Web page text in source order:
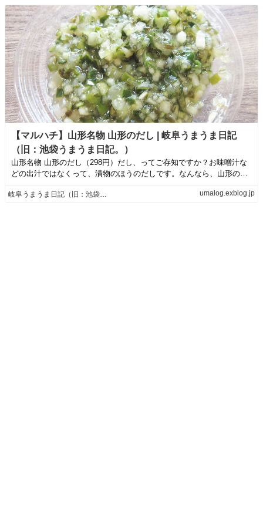
【マルハチ】山形名物 山形のだし | 岐阜うまうま日記
（旧：池袋うまうま日記。）
山形名物 山形のだし（298円）だし、ってご存知ですか？お味噌汁な
どの出汁ではなくって、漬物のほうのだしです。なんなら、山形のだ
岐阜うまうま日記（旧：池袋うまうま日記。） umalog.exblog.jp